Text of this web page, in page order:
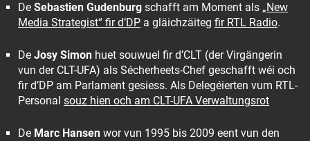
De Sebastien Gudenburg schafft am Moment als „New
Media Strategist“ fir d’DP a gläichzäiteg fir RTL Radio.
De Josy Simon huet souwuel fir d’CLT (der Virgängerin
vun der CLT-UFA) als Sécherheets-Chef geschafft wéi och
fir d’DP am Parlament gesiess. Als Delegéierten vum RTL-
Personal souz hien och am CLT-UFA Verwaltungsrot
De Marc Hansen wor vun 1995 bis 2009 eent vun den